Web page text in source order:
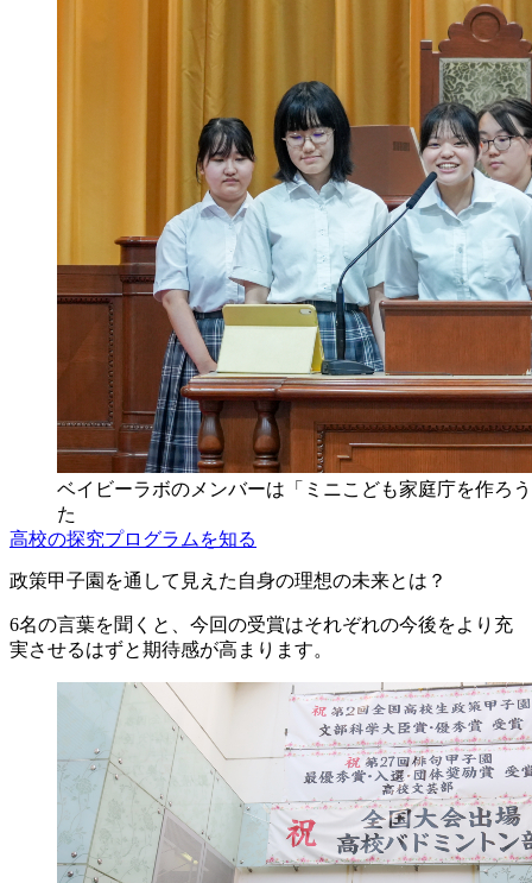
ベイビーラボのメンバーは「ミニこども家庭庁を作ろ
た
高校の探究プログラムを知る
政策甲子園を通して見えた自身の理想の未来とは？
6名の言葉を聞くと、今回の受賞はそれぞれの今後をより充
実させるはずと期待感が高まります。